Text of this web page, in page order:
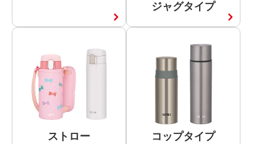
タイプ
スポーツ・ジャグ
ストロー コップ
2ウェイ・3ウェイ
アクセサリー
ジャグタイプ
ストロー
コップタイプ